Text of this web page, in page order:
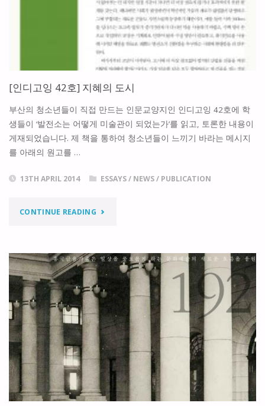
능
한
도
시
를
위
언"
[인디고잉 42호] 지혜의 도시
부산의 청소년들이 직접 만드는 인문교양지인 인디고잉 42호에 학
생들이 ‘발전소는 어떻게 미술관이 되었는가’를 읽고, 토론한 내용이
게재되었습니다. 제 책을 통하여 청소년들이 느끼기 바라는 메시지
를 아래의 원고를 …
13TH APRIL 2014 ESSAYS/ NEWS/ PUBLICATION
CONTINUE READING"
디
고
잉
42
호]
지
혜